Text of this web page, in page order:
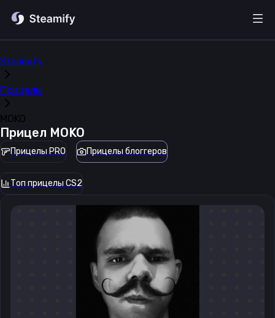
Steamify
Прицелы
MOKO
Прицел MOKO
Прицелы PRO Прицелы блоггеров
Топ прицелы CS2